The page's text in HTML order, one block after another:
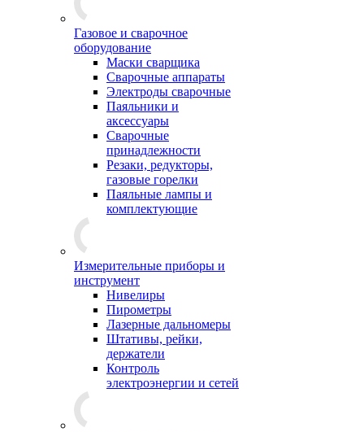
Газовое и сварочное
оборудование
Маски сварщика
Сварочные аппараты
Электроды сварочные
Паяльники и
аксессуары
Сварочные
принадлежности
Резаки, редукторы,
газовые горелки
Паяльные лампы и
комплектующие
Измерительные приборы и
инструмент
Нивелиры
Пирометры
Лазерные дальномеры
Штативы, рейки,
держатели
Контроль
электроэнергии и сетей